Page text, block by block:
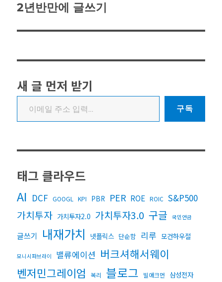
다
글:
2년반만에 글쓰기
새 글 먼저 받기
이메일 주소 입력…
구독
태그 클라우드
AI DCF GOOGL KPI PBR PER ROE ROIC S&P500
가치투자 가치투자2.0 가치투자3.0 구글 국민연금
글쓰기 내재가치 넷플릭스 단순함 리루 모건하우절
모니시파브라이 밸류에이션 버크셔해서웨이
벤저민그레이엄
복리 블로그 빌애크먼 삼성전자